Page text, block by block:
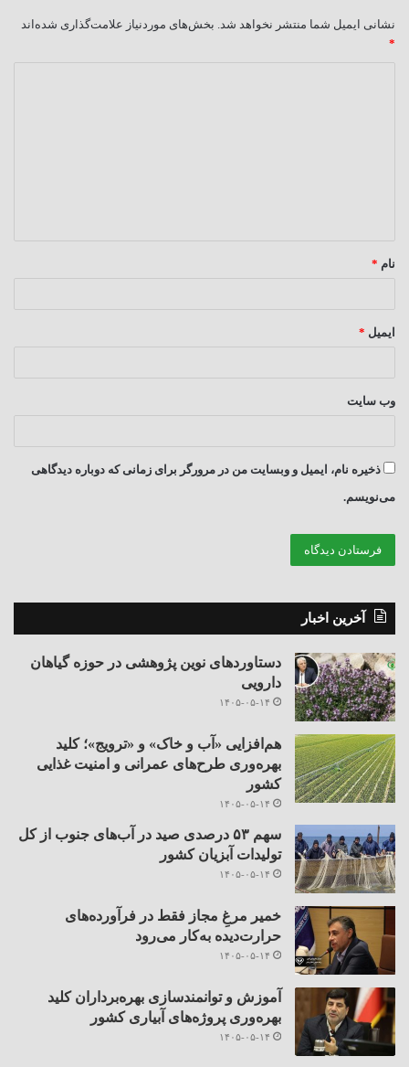
نشانی ایمیل شما منتشر نخواهد شد. بخش‌های موردنیاز علامت‌گذاری شده‌اند
*
نام *
ایمیل *
وب‌ سایت
ذخیره نام، ایمیل و وبسایت من در مرورگر برای زمانی که دوباره دیدگاهی
می‌نویسم.
آخرین اخبار
دستاوردهای نوین پژوهشی در حوزه گیاهان
دارویی
۱۴۰۵-۰۵-۱۴
هم‌افزایی «آب و خاک» و «ترویج»؛ کلید
بهره‌وری طرح‌های عمرانی و امنیت غذایی
کشور
۱۴۰۵-۰۵-۱۴
سهم ۵۳ درصدی صید در آب‌های جنوب از کل
تولیدات آبزیان کشور
۱۴۰۵-۰۵-۱۴
خمیر مرغِ مجاز فقط در فرآورده‌های
حرارت‌دیده به‌کار می‌رود
۱۴۰۵-۰۵-۱۴
آموزش و توانمندسازی بهره‌برداران کلید
بهره‌وری پروژه‌های آبیاری کشور
۱۴۰۵-۰۵-۱۴